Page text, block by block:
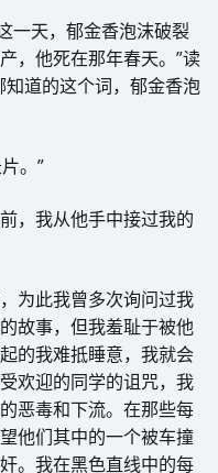
一天，郁金香泡沫破裂
，他死在那年春天。”读
道的这个词，郁金香泡
。”
，我从他手中接过我的
为此我曾多次询问过我
故事，但我羞耻于被他
的我难抵睡意，我就会
欢迎的同学的诅咒，我
恶毒和下流。在那些每
他们其中的一个被车撞
。我在黑色直线中的每